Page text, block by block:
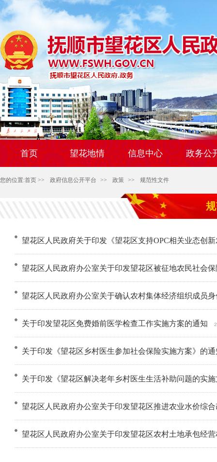
首页 望花地情 信息中心 政务公
您的位置:首页 >> 政府信息公开平台 >> 政策 >> 规范性文件
望花区人民政府关于印发《望花区支持OPC相关业态创
望花区人民政府办公室关于印发望花区被征地农民社会
望花区人民政府办公室关于确认农村集体经济组织成员
关于印发望花区免费婚前医学检查工作实施方案的通知
关于印发《望花区乡村医生参加社会保险实施方案》的通
关于印发《望花区解决老年乡村医生生活补助问题的实
望花区人民政府办公室关于印发望花区推进农业水价综
望花区人民政府办公室关于印发望花区农村土地承包经